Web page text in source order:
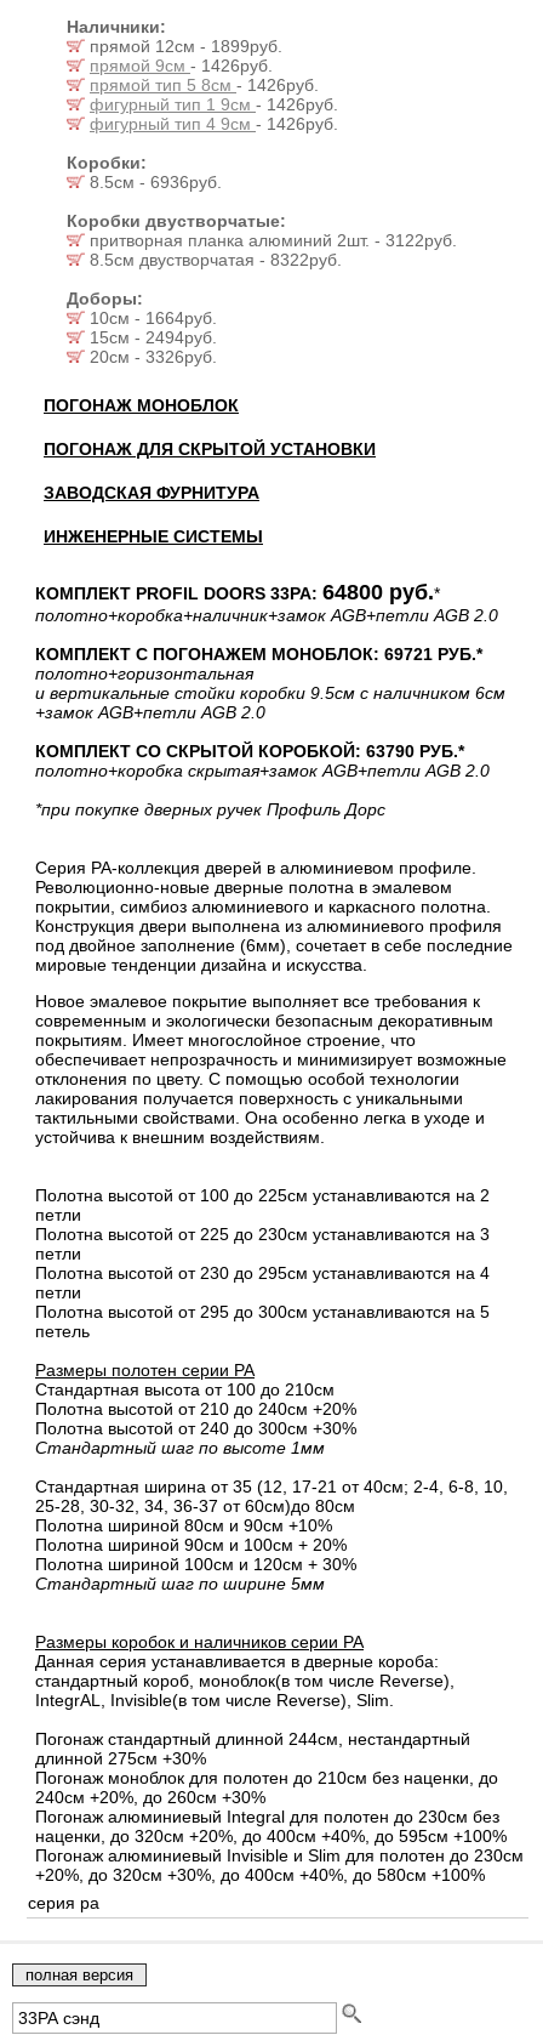
Наличники:
прямой 12см - 1899руб.
прямой 9см - 1426руб.
прямой тип 5 8см - 1426руб.
фигурный тип 1 9см - 1426руб.
фигурный тип 4 9см - 1426руб.
Коробки:
8.5см - 6936руб.
Коробки двустворчатые:
притворная планка алюминий 2шт. - 3122руб.
8.5см двустворчатая - 8322руб.
Доборы:
10см - 1664руб.
15см - 2494руб.
20см - 3326руб.
ПОГОНАЖ МОНОБЛОК
ПОГОНАЖ ДЛЯ СКРЫТОЙ УСТАНОВКИ
ЗАВОДСКАЯ ФУРНИТУРА
ИНЖЕНЕРНЫЕ СИСТЕМЫ
КОМПЛЕКТ PROFIL DOORS 33PA: 64800 руб.*
полотно+коробка+наличник+замок AGB+петли AGB 2.0
КОМПЛЕКТ С ПОГОНАЖЕМ МОНОБЛОК: 69721 РУБ.*
полотно+горизонтальная
и вертикальные стойки коробки 9.5см с наличником 6см
+замок AGB+петли AGB 2.0
КОМПЛЕКТ СО СКРЫТОЙ КОРОБКОЙ: 63790 РУБ.*
полотно+коробка скрытая+замок AGB+петли AGB 2.0
*при покупке дверных ручек Профиль Дорс
Серия PA-коллекция дверей в алюминиевом профиле.
Революционно-новые дверные полотна в эмалевом
покрытии, симбиоз алюминиевого и каркасного полотна.
Конструкция двери выполнена из алюминиевого профиля
под двойное заполнение (6мм), сочетает в себе последние
мировые тенденции дизайна и искусства.
Новое эмалевое покрытие выполняет все требования к
современным и экологически безопасным декоративным
покрытиям. Имеет многослойное строение, что
обеспечивает непрозрачность и минимизирует возможные
отклонения по цвету. С помощью особой технологии
лакирования получается поверхность с уникальными
тактильными свойствами. Она особенно легка в уходе и
устойчива к внешним воздействиям.
Полотна высотой от 100 до 225см устанавливаются на 2
петли
Полотна высотой от 225 до 230см устанавливаются на 3
петли
Полотна высотой от 230 до 295см устанавливаются на 4
петли
Полотна высотой от 295 до 300см устанавливаются на 5
петель
Размеры полотен серии PA
Стандартная высота от 100 до 210см
Полотна высотой от 210 до 240см +20%
Полотна высотой от 240 до 300см +30%
Стандартный шаг по высоте 1мм
Стандартная ширина от 35 (12, 17-21 от 40см; 2-4, 6-8, 10,
25-28, 30-32, 34, 36-37 от 60см)до 80см
Полотна шириной 80cм и 90cм +10%
Полотна шириной 90см и 100см + 20%
Полотна шириной 100см и 120см + 30%
Стандартный шаг по ширине 5мм
Размеры коробок и наличников серии PA
Данная серия устанавливается в дверные короба:
стандартный короб, моноблок(в том числе Reverse),
IntegrAL, Invisible(в том числе Reverse), Slim.
Погонаж стандартный длинной 244см, нестандартный
длинной 275см +30%
Погонаж моноблок для полотен до 210см без наценки, до
240см +20%, до 260см +30%
Погонаж алюминиевый Integral для полотен до 230см без
наценки, до 320см +20%, до 400см +40%, до 595см +100%
Погонаж алюминиевый Invisible и Slim для полотен до 230см
+20%, до 320см +30%, до 400см +40%, до 580см +100%
серия pa